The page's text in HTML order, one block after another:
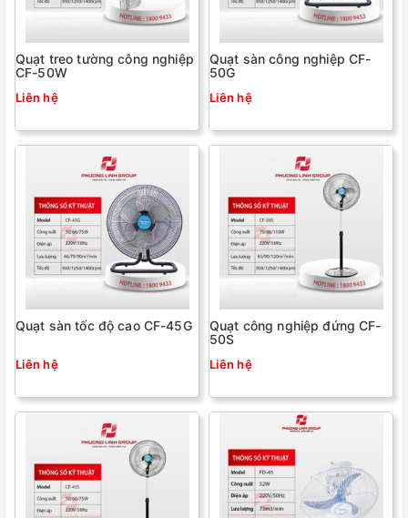
Quạt treo tường công nghiệp
CF-50W
Liên hệ
Quạt sàn công nghiệp CF-
50G
Liên hệ
Quạt sàn tốc độ cao CF-45G
Liên hệ
Quạt công nghiệp đứng CF-
50S
Liên hệ